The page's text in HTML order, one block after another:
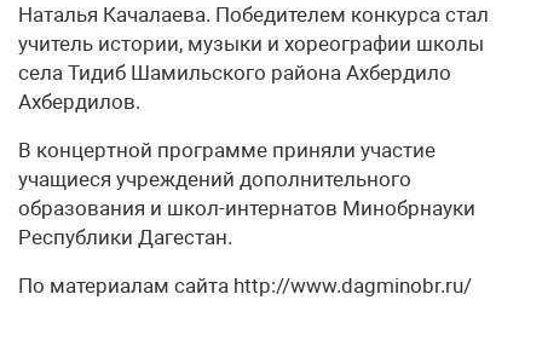
Наталья Качалаева. Победителем конкурса стал
учитель истории, музыки и хореографии школы
села Тидиб Шамильского района Ахбердило
Ахбердилов.
В концертной программе приняли участие
учащиеся учреждений дополнительного
образования и школ-интернатов Минобрнауки
Республики Дагестан.
По материалам сайта http://www.dagminobr.ru/